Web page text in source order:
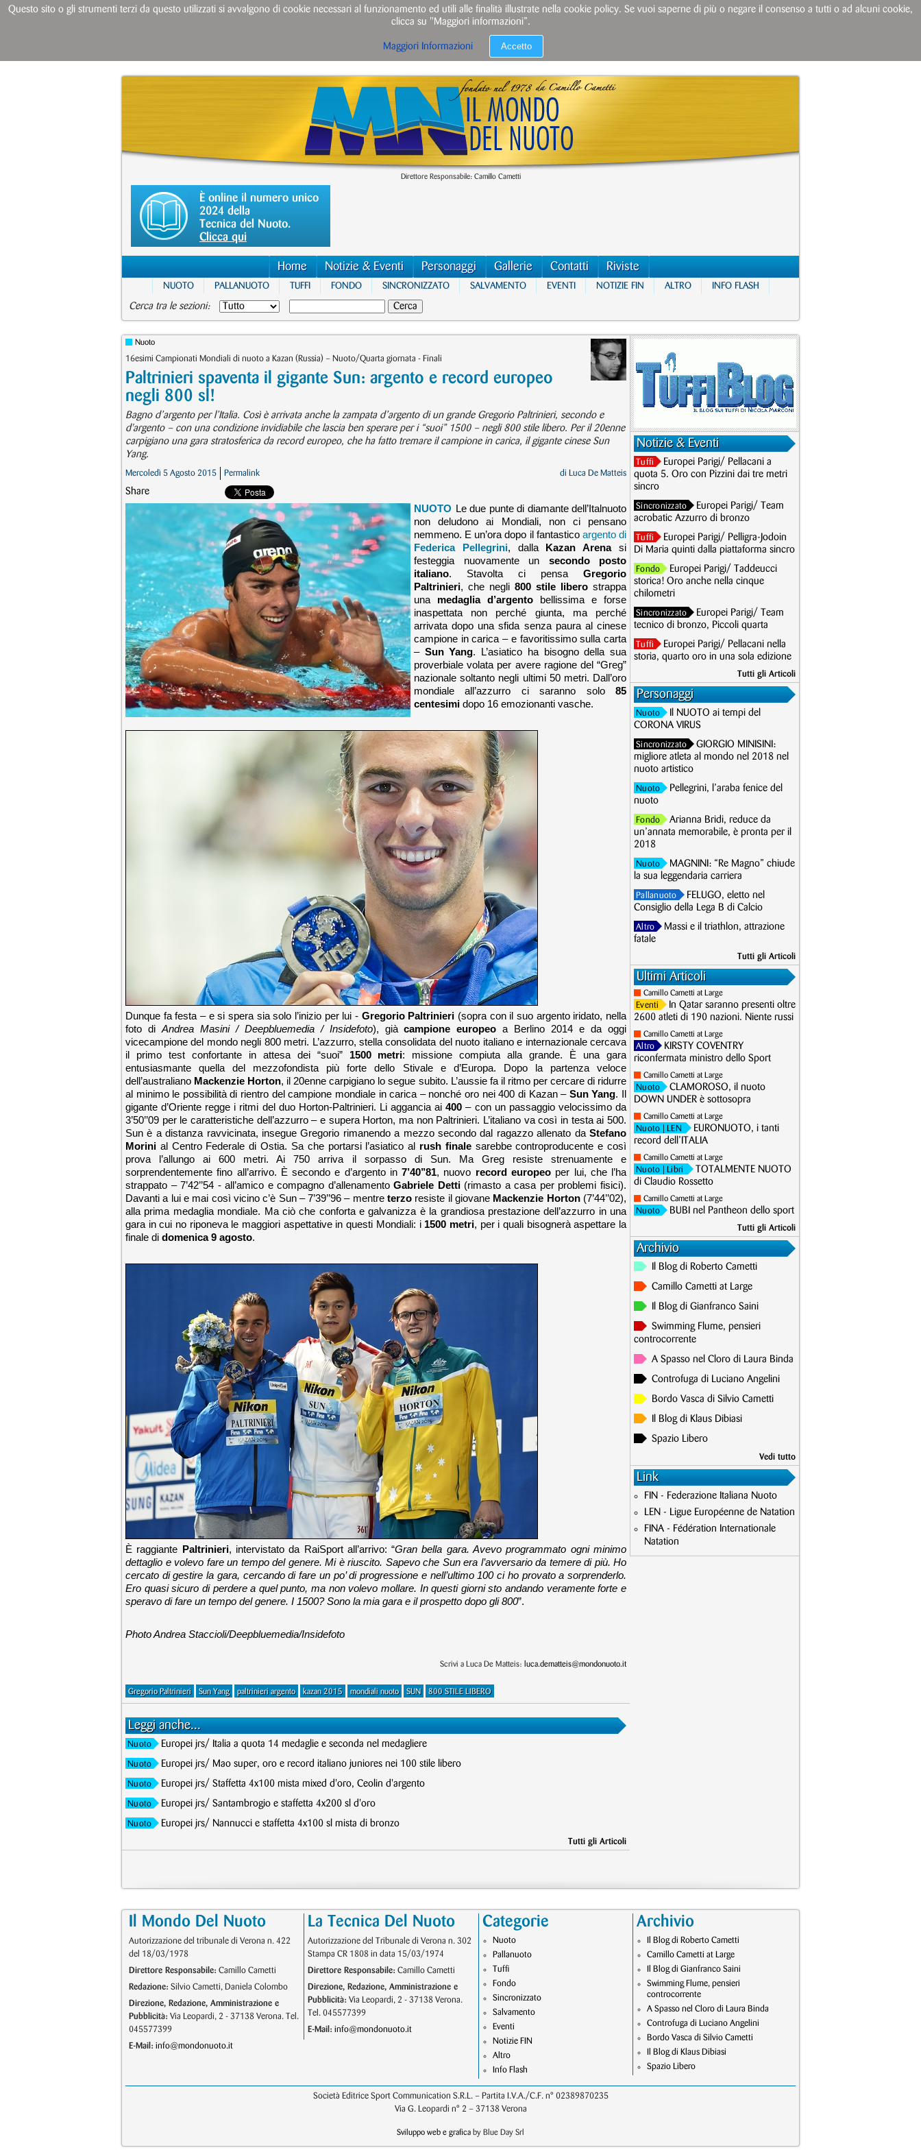
Direttore Responsabile: Camillo Cametti
È online il numero unico
2024 della
Tecnica del Nuoto.
Clicca qui
Home Notizie & Eventi Personaggi Gallerie Contatti Riviste
NUOTO PALLANUOTO TUFFI FONDO SINCRONIZZATO SALVAMENTO EVENTI NOTIZIE FIN ALTRO INFO FLASH
Cerca tra le sezioni:
Nuoto
16esimi Campionati Mondiali di nuoto a Kazan (Russia) – Nuoto/Quarta giornata - Finali
Paltrinieri spaventa il gigante Sun: argento e record europeo
negli 800 sl!
Bagno d’argento per l’Italia. Così è arrivata anche la zampata d’argento di un grande Gregorio Paltrinieri, secondo e
d'argento – con una condizione invidiabile che lascia ben sperare per i “suoi” 1500 – negli 800 stile libero. Per il 20enne
carpigiano una gara stratosferica da record europeo, che ha fatto tremare il campione in carica, il gigante cinese Sun
Yang.
Mercoledì 5 Agosto 2015 Permalink di Luca De Matteis
Share
NUOTO Le due punte di diamante dell’Italnuoto
non deludono ai Mondiali, non ci pensano
nemmeno. E un’ora dopo il fantastico argento di
Federica Pellegrini, dalla Kazan Arenasi
festeggia nuovamente un secondo posto
italiano. Stavolta ci pensa Gregorio
Paltrinieri, che negli 800 stile libero strappa
una medaglia d’argento bellissima e forse
inaspettata non perché giunta, ma perché
arrivata dopo una sfida senza paura al cinese
campione in carica – e favoritissimo sulla carta
– Sun Yang. L’asiatico ha bisogno della sua
proverbiale volata per avere ragione del “Greg”
nazionale soltanto negli ultimi 50 metri. Dall’oro
mondiale all’azzurro ci saranno solo 85
centesimi dopo 16 emozionanti vasche.
Dunque fa festa – e si spera sia solo l’inizio per lui - Gregorio Paltrinieri (sopra con il suo argento iridato, nella
foto di Andrea Masini / Deepbluemedia / Insidefoto), giàcampione europeo a Berlino 2014 e da oggi
vicecampione del mondo negli 800 metri. L’azzurro, stella consolidata del nuoto italiano e internazionale cercava
il primo test confortante in attesa dei “suoi” 1500 metri: missione compiuta alla grande. È una gara
entusiasmante quella del mezzofondista più forte dello Stivale e d’Europa. Dopo la partenza veloce
dell’australiano Mackenzie Horton, il 20enne carpigiano lo segue subito. L’aussie fa il ritmo per cercare di ridurre
al minimo le possibilità di rientro del campione mondiale in carica – nonché oro nei 400 di Kazan – Sun Yang. Il
gigante d’Oriente regge i ritmi del duo Horton-Paltrinieri. Li aggancia ai400 – con un passaggio velocissimo da
3’50’’09 per le caratteristiche dell’azzurro – e supera Horton, ma non Paltrinieri. L’italiano va così in testa ai 500.
Sun è a distanza ravvicinata, insegue Gregorio rimanendo a mezzo secondo dal ragazzo allenato da Stefano
Morini al Centro Federale di Ostia. Sa che portarsi l’asiatico al rush finalesarebbe controproducente e così
prova l’allungo ai 600 metri. Ai 750 arriva il sorpasso di Sun. Ma Greg resiste strenuamente e
sorprendentemente fino all’arrivo. È secondo e d’argento in7’40’’81, nuovo record europeoper lui, che l’ha
strappato – 7’42’’54 - all’amico e compagno d’allenamentoGabriele Detti(rimasto a casa per problemi fisici).
Davanti a lui e mai così vicino c’è Sun – 7’39’’96 – mentreterzo resiste il giovane Mackenzie Horton(7’44’’02),
alla prima medaglia mondiale. Ma ciò che conforta e galvanizza è la grandiosa prestazione dell’azzurro in una
gara in cui no riponeva le maggiori aspettative in questi Mondiali: i 1500 metri, per i quali bisognerà aspettare la
finale di domenica 9 agosto.
È raggiante Paltrinieri, intervistato da RaiSport all’arrivo: “Gran bella gara. Avevo programmato ogni minimo
dettaglio e volevo fare un tempo del genere. Mi è riuscito. Sapevo che Sun era l’avversario da temere di più. Ho
cercato di gestire la gara, cercando di fare un po’ di progressione e nell’ultimo 100 ci ho provato a sorprenderlo.
Ero quasi sicuro di perdere a quel punto, ma non volevo mollare. In questi giorni sto andando veramente forte e
speravo di fare un tempo del genere. I 1500? Sono la mia gara e il prospetto dopo gli 800”.
Photo Andrea Staccioli/Deepbluemedia/Insidefoto
Scrivi a Luca De Matteis: luca.dematteis@mondonuoto.it
Gregorio Paltrinieri Sun Yang paltrinieri argento kazan 2015 mondiali nuoto SUN 800 STILE LIBERO
Leggi anche...
Nuoto Europei jrs/ Italia a quota 14 medaglie e seconda nel medagliere
Nuoto Europei jrs/ Mao super, oro e record italiano juniores nei 100 stile libero
Nuoto Europei jrs/ Staffetta 4x100 mista mixed d'oro, Ceolin d'argento
Nuoto Europei jrs/ Santambrogio e staffetta 4x200 sl d'oro
Nuoto Europei jrs/ Nannucci e staffetta 4x100 sl mista di bronzo
Tutti gli Articoli
Notizie & Eventi
Tuffi
Europei Parigi/ Pellacani a
quota 5. Oro con Pizzini dai tre metri
sincro
Sincronizzato
Europei Parigi/ Team
acrobatic Azzurro di bronzo
Tuffi
Europei Parigi/ Pelligra-Jodoin
Di Maria quinti dalla piattaforma sincro
Fondo
Europei Parigi/ Taddeucci
storica! Oro anche nella cinque
chilometri
Sincronizzato
Europei Parigi/ Team
tecnico di bronzo, Piccoli quarta
Tuffi
Europei Parigi/ Pellacani nella
storia, quarto oro in una sola edizione
Tutti gli Articoli
Personaggi
Nuoto
Il NUOTO ai tempi del
CORONA VIRUS
Sincronizzato
GIORGIO MINISINI:
migliore atleta al mondo nel 2018 nel
nuoto artistico
Nuoto
Pellegrini, l’araba fenice del
nuoto
Fondo
Arianna Bridi, reduce da
un’annata memorabile, è pronta per il
2018
Nuoto
MAGNINI: “Re Magno” chiude
la sua leggendaria carriera
Pallanuoto
FELUGO, eletto nel
Consiglio della Lega B di Calcio
Altro
Massi e il triathlon, attrazione
fatale
Tutti gli Articoli
Ultimi Articoli
Camillo Cametti at Large
Eventi
In Qatar saranno presenti oltre
2600 atleti di 190 nazioni. Niente russi
Camillo Cametti at Large
Altro
KIRSTY COVENTRY
riconfermata ministro dello Sport
Camillo Cametti at Large
Nuoto
CLAMOROSO, il nuoto
DOWN UNDER è sottosopra
Camillo Cametti at Large
Nuoto | LEN
EURONUOTO, i tanti
record dell’ITALIA
Camillo Cametti at Large
Nuoto | Libri
TOTALMENTE NUOTO
di Claudio Rossetto
Camillo Cametti at Large
Nuoto BUBI nel Pantheon dello sport
Tutti gli Articoli
Archivio
Il Blog di Roberto Cametti
Camillo Cametti at Large
Il Blog di Gianfranco Saini
Swimming Flume, pensieri
controcorrente
A Spasso nel Cloro di Laura Binda
Controfuga di Luciano Angelini
Bordo Vasca di Silvio Cametti
Il Blog di Klaus Dibiasi
Spazio Libero
Vedi tutto
Link
FIN - Federazione Italiana Nuoto
LEN - Ligue Européenne de Natation
FINA - Fédération Internationale
Natation
Il Mondo Del Nuoto
Autorizzazione del tribunale di Verona n. 422
del 18/03/1978
Direttore Responsabile: Camillo Cametti
Redazione: Silvio Cametti, Daniela Colombo
Direzione, Redazione, Amministrazione e
Pubblicità: Via Leopardi, 2 - 37138 Verona. Tel.
045577399
E-Mail: info@mondonuoto.it
La Tecnica Del Nuoto
Autorizzazione del Tribunale di Verona n. 302
Stampa CR 1808 in data 15/03/1974
Direttore Responsabile: Camillo Cametti
Direzione, Redazione, Amministrazione e
Pubblicità: Via Leopardi, 2 - 37138 Verona.
Tel. 045577399
E-Mail: info@mondonuoto.it
Categorie
Nuoto
Pallanuoto
Tuffi
Fondo
Sincronizzato
Salvamento
Eventi
Notizie FIN
Altro
Info Flash
Archivio
Il Blog di Roberto Cametti
Camillo Cametti at Large
Il Blog di Gianfranco Saini
Swimming Flume, pensieri
controcorrente
A Spasso nel Cloro di Laura Binda
Controfuga di Luciano Angelini
Bordo Vasca di Silvio Cametti
Il Blog di Klaus Dibiasi
Spazio Libero
Società Editrice Sport Communication S.R.L. – Partita I.V.A./C.F. n° 02389870235
Via G. Leopardi n° 2 – 37138 Verona
Sviluppo web e grafica by Blue Day Srl
Questo sito o gli strumenti terzi da questo utilizzati si avvalgono di cookie necessari al funzionamento ed utili alle finalità illustrate nella cookie policy. Se vuoi saperne di più o negare il consenso a tutti o ad alcuni cookie,
clicca su "Maggiori informazioni”.
Maggiori Informazioni Accetto